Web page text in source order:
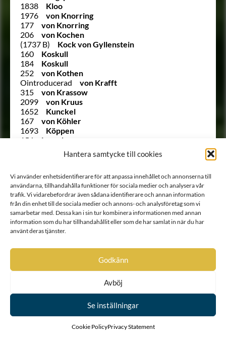
Hantera samtycke till cookies
Vi använder enhetsidentifierare för att anpassa innehållet och annonserna till
användarna, tillhandahålla funktioner för sociala medier och analysera vår
trafik. Vi vidarebefordrar även sådana identifierare och annan information
från din enhet till de sociala medier och annons- och analysföretag som vi
samarbetar med. Dessa kan i sin tur kombinera informationen med annan
information som du har tillhandahållit eller som de har samlat in när du har
använt deras tjänster.
Godkänn
Avböj
Se inställningar
Cookie PolicyPrivacy Statement
1838
Kloo
1976
von Knorring
177
von Knorring
206
von Kochen
(1737 B)
Kock von Gyllenstein
160
Koskull
184
Koskull
252
von Kothen
Ointroducerad
von Krafft
315
von Krassow
2099
von Kruus
1652
Kunckel
167
von Köhler
1693
Köppen
156
Lagerberg
Lagerberg
Ointroducerad
Lagerberg
1620
Lagerborg
2061 B
Lagerbring
245
Lagerfelt
Ointroducerad
Lagerflycht
2038
von Lagerlöf
Ointroducerad
Lagerstam
1630
Lagerstolpe
Lagertvist
von Lantingshausen
1989
le Febure
Leijonstedt